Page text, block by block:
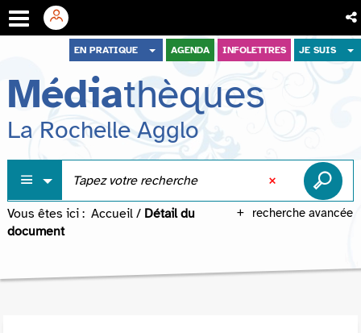
menu
contenu
recherche
EN PRATIQUE AGENDA INFOLETTRES JE SUIS
Médiathèques
La Rochelle Agglo
recherche avancée
Vous êtes ici : Accueil / Détail du
document